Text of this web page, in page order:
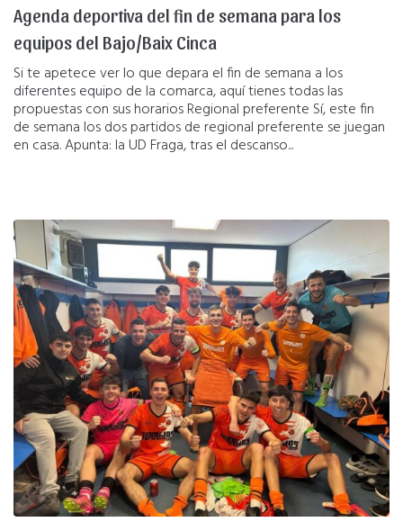
Agenda deportiva del fin de semana para los
equipos del Bajo/Baix Cinca
Si te apetece ver lo que depara el fin de semana a los
diferentes equipo de la comarca, aquí tienes todas las
propuestas con sus horarios Regional preferente Sí, este fin
de semana los dos partidos de regional preferente se juegan
en casa. Apunta: la UD Fraga, tras el descanso...